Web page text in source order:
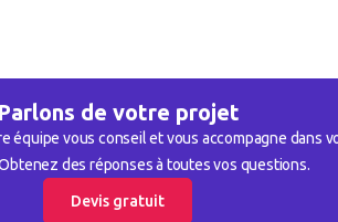
Parlons de votre projet
équipe vous conseil et vous accompagne dans
des réponses à toutes vos questions.
Devis gratuit